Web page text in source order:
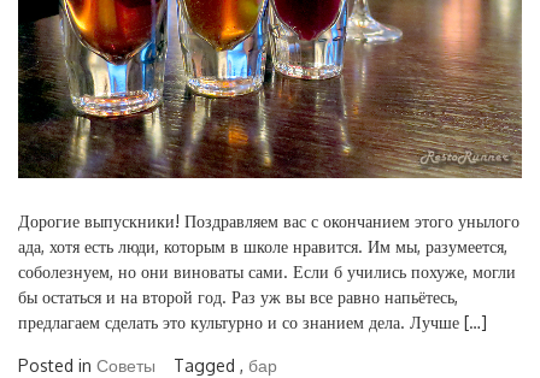
Дорогие выпускники! Поздравляем вас с окончанием этого унылого
ада, хотя есть люди, которым в школе нравится. Им мы, разумеется,
соболезнуем, но они виноваты сами. Если б учились похуже, могли
бы остаться и на второй год. Раз уж вы все равно напьётесь,
предлагаем сделать это культурно и со знанием дела. Лучше […]
Posted in Советы Tagged , бар